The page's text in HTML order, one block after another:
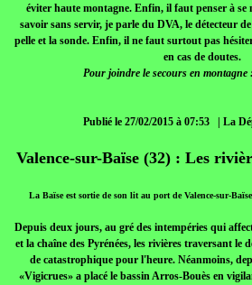
éviter haute montagne. Enfin, il faut penser à
savoir sans servir, je parle du DVA, le détecteur
pelle et la sonde. Enfin, il ne faut surtout pas
en cas de doutes.
Pour joindre le secours en montagne
Publié le 27/02/2015 à 07:53 | La
Valence-sur-Baïse (32) : Les
La Baïse est sortie de son lit au port de Valence-sur-
Depuis deux jours, au gré des intempéries qui
et la chaîne des Pyrénées, les rivières traversant le
de catastrophique pour l'heure. Néanmoins,
«Vigicrues» a placé le bassin Arros-Bouès en